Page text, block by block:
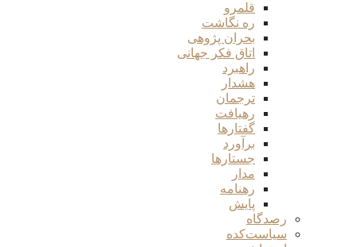
قلمرو
ره نگاشت
بحران پژوهی
اتاق فکر جهانی
راهبرد
هشدار
ترجمان
رهیافت
گفتارها
برآورد
جستارها
مدار
رهنامه
پایش
رصدگاه
سیاست‌کده